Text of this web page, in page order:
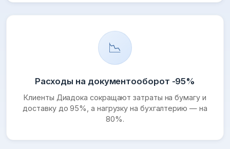
📉
Расходы на документооборот -95%
Клиенты Диадока сокращают затраты на бумагу и
доставку до 95%, а нагрузку на бухгалтерию — на
80%.